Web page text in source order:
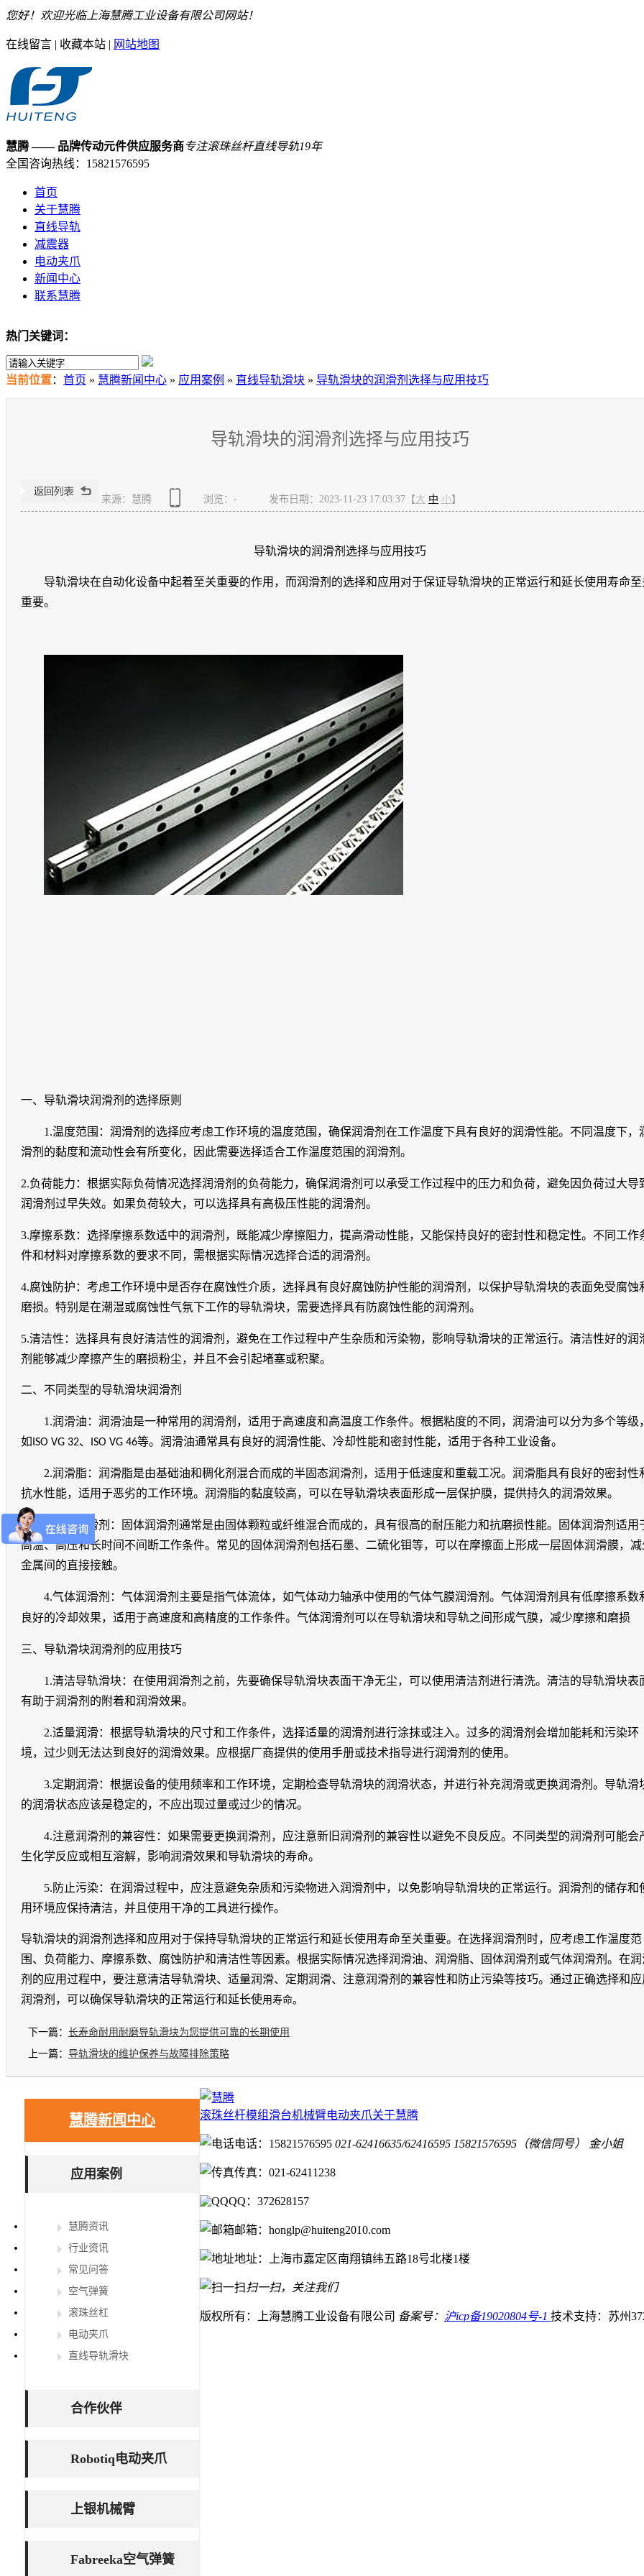
您好！欢迎光临上海慧腾工业设备有限公司网站！
在线留言 | 收藏本站 | 网站地图
慧腾—— 品牌传动元件供应服务商专注滚珠丝杆直线导轨19年
全国咨询热线： 15821576595
首页
关于慧腾
直线导轨
减震器
电动夹爪
新闻中心
联系慧腾
热门关键词：
当前位置： 首页 » 慧腾新闻中心 » 应用案例 » 直线导轨滑块 » 导轨滑块的润滑剂选择与应用技巧
导轨滑块的润滑剂选择与应用技巧
来源：慧腾 浏览： - 发布日期：2023-11-23 17:03:37【大 中 小】
导轨滑块的润滑剂选择与应用技巧
导轨滑块在自动化设备中起着至关重要的作用，而润滑剂的选择和应用对于保证导轨滑块的正常运行和延长使用寿命至
重要。
一、导轨滑块润滑剂的选择原则
1.温度范围：润滑剂的选择应考虑工作环境的温度范围，确保润滑剂在工作温度下具有良好的润滑性能。不同温度下，
滑剂的黏度和流动性会有所变化，因此需要选择适合工作温度范围的润滑剂。
2.负荷能力：根据实际负荷情况选择润滑剂的负荷能力，确保润滑剂可以承受工作过程中的压力和负荷，避免因负荷过大导
润滑剂过早失效。如果负荷较大，可以选择具有高极压性能的润滑剂。
3.摩擦系数：选择摩擦系数适中的润滑剂，既能减少摩擦阻力，提高滑动性能，又能保持良好的密封性和稳定性。不同工作
件和材料对摩擦系数的要求不同，需根据实际情况选择合适的润滑剂。
4.腐蚀防护：考虑工作环境中是否存在腐蚀性介质，选择具有良好腐蚀防护性能的润滑剂，以保护导轨滑块的表面免受腐蚀
磨损。特别是在潮湿或腐蚀性气氛下工作的导轨滑块，需要选择具有防腐蚀性能的润滑剂。
5.清洁性：选择具有良好清洁性的润滑剂，避免在工作过程中产生杂质和污染物，影响导轨滑块的正常运行。清洁性好的润
剂能够减少摩擦产生的磨损粉尘，并且不会引起堵塞或积聚。
二、不同类型的导轨滑块润滑剂
1.润滑油：润滑油是一种常用的润滑剂，适用于高速度和高温度工作条件。根据粘度的不同，润滑油可以分为多个等级
如 ISO VG 32、 ISO VG 46等。润滑油通常具有良好的润滑性能、冷却性能和密封性能，适用于各种工业设备。
2.润滑脂：润滑脂是由基础油和稠化剂混合而成的半固态润滑剂，适用于低速度和重载工况。润滑脂具有良好的密封性
抗水性能，适用于恶劣的工作环境。润滑脂的黏度较高，可以在导轨滑块表面形成一层保护膜，提供持久的润滑效果。
3.固体润滑剂：固体润滑剂通常是由固体颗粒或纤维混合而成的，具有很高的耐压能力和抗磨损性能。固体润滑剂适用
高温、高压和长时间不间断工作条件。常见的固体润滑剂包括石墨、二硫化钼等，可以在摩擦面上形成一层固体润滑膜，减
金属间的直接接触。
4.气体润滑剂：气体润滑剂主要是指气体流体，如气体动力轴承中使用的气体气膜润滑剂。气体润滑剂具有低摩擦系数
良好的冷却效果，适用于高速度和高精度的工作条件。气体润滑剂可以在导轨滑块和导轨之间形成气膜，减少摩擦和磨损
三、导轨滑块润滑剂的应用技巧
1.清洁导轨滑块：在使用润滑剂之前，先要确保导轨滑块表面干净无尘，可以使用清洁剂进行清洗。清洁的导轨滑块表
有助于润滑剂的附着和润滑效果。
2.适量润滑：根据导轨滑块的尺寸和工作条件，选择适量的润滑剂进行涂抹或注入。过多的润滑剂会增加能耗和污染环
境，过少则无法达到良好的润滑效果。应根据厂商提供的使用手册或技术指导进行润滑剂的使用。
3.定期润滑：根据设备的使用频率和工作环境，定期检查导轨滑块的润滑状态，并进行补充润滑或更换润滑剂。导轨滑
的润滑状态应该是稳定的，不应出现过量或过少的情况。
4.注意润滑剂的兼容性：如果需要更换润滑剂，应注意新旧润滑剂的兼容性以避免不良反应。不同类型的润滑剂可能会
生化学反应或相互溶解，影响润滑效果和导轨滑块的寿命。
5. 防止污染：在润滑过程中，应注意避免杂质和污染物进入润滑剂中，以免影响导轨滑块的正常运行。润滑剂的储存和
用环境应保持清洁，并且使用干净的工具进行操作。
导轨滑块的润滑剂选择和应用对于保持导轨滑块的正常运行和延长使用寿命至关重要。在选择润滑剂时，应考虑工作温度范
围、负荷能力、摩擦系数、腐蚀防护和清洁性等因素。根据实际情况选择润滑油、润滑脂、固体润滑剂或气体润滑剂。在润
剂的应用过程中，要注意清洁导轨滑块、适量润滑、定期润滑、注意润滑剂的兼容性和防止污染等技巧。通过正确选择和应
润滑剂，可以确保导轨滑块的正常运行和延长使用寿命。
下一篇： 长寿命耐用耐磨导轨滑块为您提供可靠的长期使用
上一篇： 导轨滑块的维护保养与故障排除策略
慧腾新闻中心
应用案例
慧腾资讯
行业资讯
常见问答
空气弹簧
滚珠丝杠
电动夹爪
直线导轨滑块
合作伙伴
Robotiq电动夹爪
上银机械臂
Fabreeka空气弹簧
滚珠丝杆模组滑台机械臂电动夹爪关于慧腾
电话：15821576595 021-62416635/62416595 15821576595（微信同号） 金小姐
传真：021-62411238
QQ：372628157
邮箱：honglp@huiteng2010.com
地址：上海市嘉定区南翔镇纬五路18号北楼1楼
扫一扫，关注我们
版权所有：上海慧腾工业设备有限公司 备案号： 沪icp备19020804号-1 技术支持：苏州